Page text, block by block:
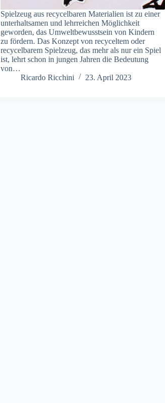
Spielzeug aus recycelbaren Materialien ist zu einer
unterhaltsamen und lehrreichen Möglichkeit
geworden, das Umweltbewusstsein von Kindern
zu fördern. Das Konzept von recyceltem oder
recycelbarem Spielzeug, das mehr als nur ein Spiel
ist, lehrt schon in jungen Jahren die Bedeutung
von…
Ricardo Ricchini
23. April 2023